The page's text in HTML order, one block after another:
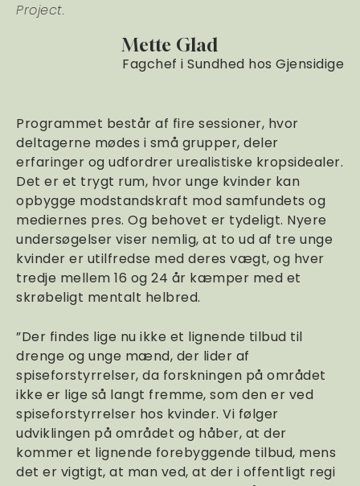
Project.
Mette Glad
Fagchef i Sundhed hos Gjensidige
Programmet består af fire sessioner, hvor
deltagerne mødes i små grupper, deler
erfaringer og udfordrer urealistiske kropsidealer.
Det er et trygt rum, hvor unge kvinder kan
opbygge modstandskraft mod samfundets og
mediernes pres. Og behovet er tydeligt. Nyere
undersøgelser viser nemlig, at to ud af tre unge
kvinder er utilfredse med deres vægt, og hver
tredje mellem 16 og 24 år kæmper med et
skrøbeligt mentalt helbred.
”Der findes lige nu ikke et lignende tilbud til
drenge og unge mænd, der lider af
spiseforstyrrelser, da forskningen på området
ikke er lige så langt fremme, som den er ved
spiseforstyrrelser hos kvinder. Vi følger
udviklingen på området og håber, at der
kommer et lignende forebyggende tilbud, mens
det er vigtigt, at man ved, at der i offentligt regi